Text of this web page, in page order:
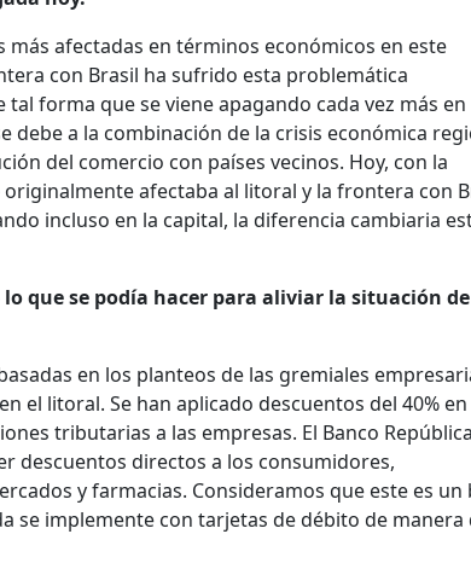
más afectadas en términos económicos en este
con Brasil ha sufrido esta problemática
forma que se viene apagando cada vez más en
debe a la combinación de la crisis económica
del comercio con países vecinos. Hoy, con la
afectaba al litoral y la frontera con
incluso en la capital, la diferencia cambiaria
que se podía hacer para aliviar la situación
en los planteos de las gremiales
el litoral. Se han aplicado descuentos del 40% en
tributarias a las empresas. El Banco República
descuentos directos a los consumidores,
y farmacias. Consideramos que este es un
se implemente con tarjetas de débito de manera